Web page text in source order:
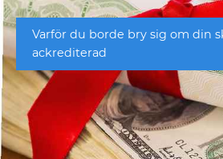
Varför du borde bry sig om din
ackrediterad